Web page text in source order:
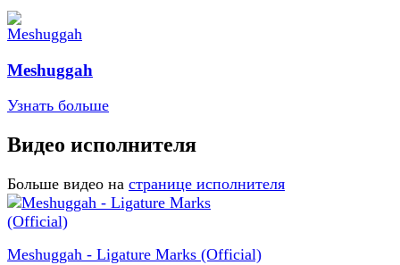
Meshuggah
Узнать больше
Видео исполнителя
Больше видео на странице исполнителя
Meshuggah - Ligature Marks (Official)